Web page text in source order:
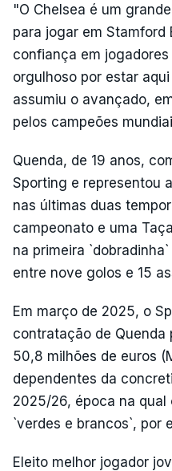
"O Chelsea é um
para jogar em Stamford
confiança em
orgulhoso por estar
assumiu o avançado,
pelos campeões
Quenda, de 19 anos,
Sporting e representou
nas últimas duas
campeonato e uma
na primeira
entre nove golos e 15
Em março de 2025, o
contratação de Quenda
50,8 milhões de euros
dependentes da
2025/26, época na
`verdes e brancos`, por
Eleito melhor jogador